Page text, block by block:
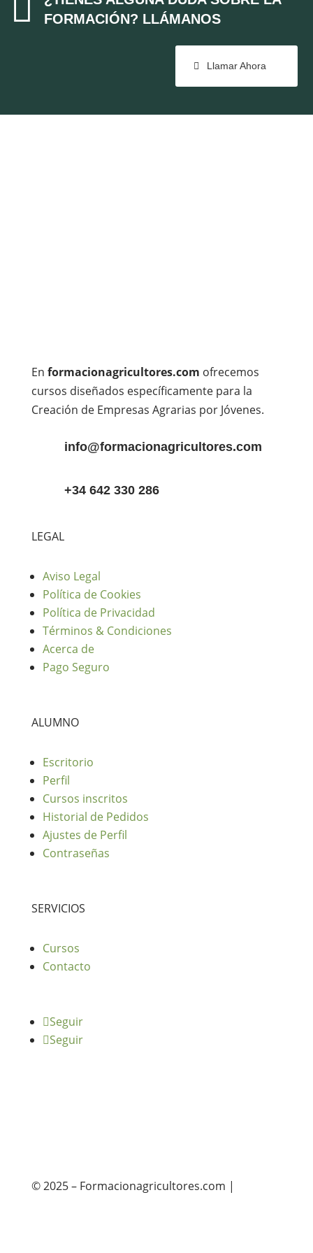

FORMACIÓN? LLÁMANOS
Llamar Ahora
En formacionagricultores.com ofrecemos
cursos diseñados específicamente para la
Creación de Empresas Agrarias por Jóvenes.
info@formacionagricultores.com
+34 642 330 286
LEGAL
Aviso Legal
Política de Cookies
Política de Privacidad
Términos & Condiciones
Acerca de
Pago Seguro
ALUMNO
Escritorio
Perfil
Cursos inscritos
Historial de Pedidos
Ajustes de Perfil
Contraseñas
SERVICIOS
Cursos
Contacto
Seguir
Seguir
© 2025 – Formacionagricultores.com |